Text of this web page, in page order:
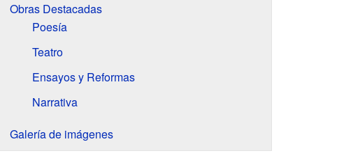
Obras Destacadas
Poesía
Teatro
Ensayos y Reformas
Narrativa
Galería de imágenes